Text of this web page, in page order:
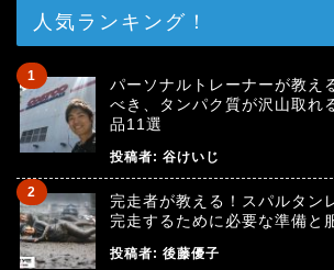
人気ランキング！
パーソナルトレーナーが教え
べき、タンパク質が沢山取れ
品11選
投稿者: 谷けいじ
完走者が教える！スパルタン
完走するために必要な準備と
投稿者: 後藤優子